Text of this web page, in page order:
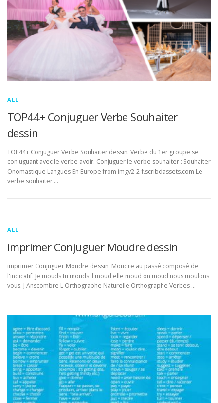
ALL
TOP44+ Conjuguer Verbe Souhaiter
dessin
TOP44+ Conjuguer Verbe Souhaiter dessin. Verbe du 1er groupe se
conjuguant avec le verbe avoir. Conjuguer le verbe souhaiter : Souhaiter
Onomastique Langues En Europe from imgv2-2-f.scribdassets.com Le
verbe souhaiter …
ALL
imprimer Conjuguer Moudre dessin
imprimer Conjuguer Moudre dessin. Moudre au passé composé de
l'indicatif. Je mouds tu mouds il moud elle moud on moud nous moulons
vous. J Anscombre L Orthographe Naturelle Orthographe Verbes …